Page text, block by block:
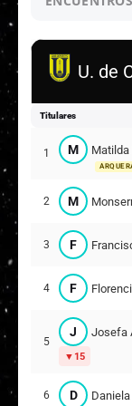
U. de
Titulares
1 M Matilda
2 M
3 F
4 F
5
J Josefa
15
6 D Daniela